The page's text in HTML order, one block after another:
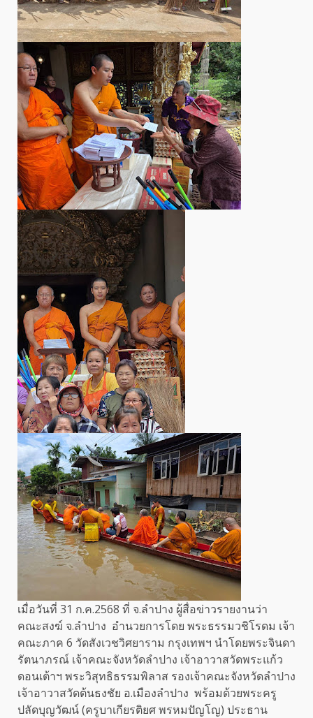
เมื่อวันที่ 31 ก.ค.2568 ที่ จ.ลำปาง ผู้สื่อข่าวรายงานว่า
คณะสงฆ์ จ.ลำปาง อำนวยการโดย พระธรรมวชิโรดม เจ้า
คณะภาค 6 วัดสังเวชวิศยาราม กรุงเทพฯ นำโดยพระจินดา
รัตนาภรณ์ เจ้าคณะจังหวัดลำปาง เจ้าอาวาสวัดพระแก้ว
ดอนเต้าฯ พระวิสุทธิธรรมพิลาส รองเจ้าคณะจังหวัดลำปาง
เจ้าอาวาสวัดต้นธงชัย อ.เมืองลำปาง พร้อมด้วยพระครู
ปลัดบุญวัฒน์ (ครูบาเกียรติยศ พรหมปัญโญ) ประธาน